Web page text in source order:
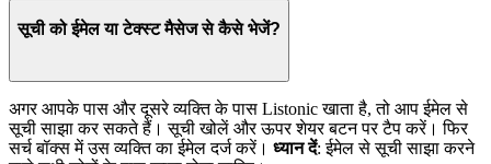
सूची को ईमेल या टेक्स्ट मैसेज से कैसे भेजें?
अगर आपके पास और दूसरे व्यक्ति के पास Listonic खाता है, तो आप ईमेल से
सूची साझा कर सकते हैं। सूची खोलें और ऊपर शेयर बटन पर टैप करें। फिर
सर्च बॉक्स में उस व्यक्ति का ईमेल दर्ज करें। ध्यान दें: ईमेल से सूची साझा करने